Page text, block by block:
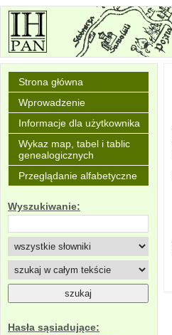
Strona główna
Wprowadzenie
Informacje dla użytkownika
Wykaz map, tabel i tablic
genealogicznych
Przeglądanie alfabetyczne
Wyszukiwanie:
Hasła sąsiadujące: